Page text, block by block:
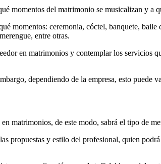
momentos del matrimonio se musicalizan y a
momentos: ceremonia, cóctel, banquete,
entre otras.
en matrimonios y contemplar los servicios
dependiendo de la empresa, esto puede
matrimonios, de este modo, sabrá el tipo de
propuestas y estilo del profesional, quien